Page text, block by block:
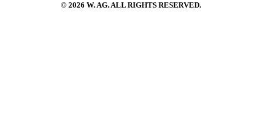
© 2026 W. AG. ALL RIGHTS RESERVED.